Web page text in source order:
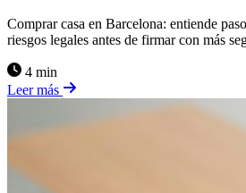
Comprar casa en Barcelona: entiende
riesgos legales antes de firmar con más
4 min
Leer más